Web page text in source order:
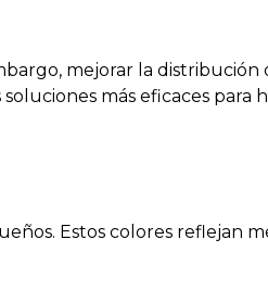
mejorar la
más eficaces para
Estos colores reflejan